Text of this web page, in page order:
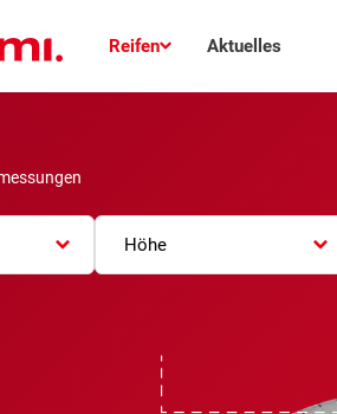
Reifen Aktuelles
Höhe